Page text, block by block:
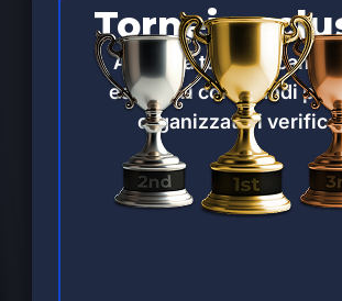
Tornei
Accedi a tornei e
esclusivi con grandi
organizzatori